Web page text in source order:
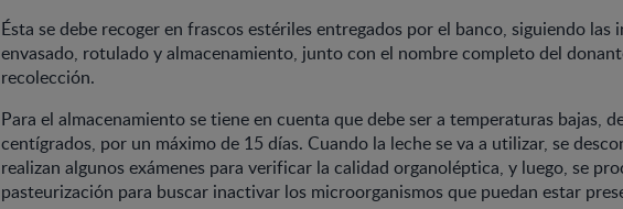
Ésta se debe recoger en frascos estériles entregados por el banco, siguiendo las
envasado, rotulado y almacenamiento, junto con el nombre completo del
recolección.
Para el almacenamiento se tiene en cuenta que debe ser a temperaturas bajas,
centígrados, por un máximo de 15 días. Cuando la leche se va a utilizar, se
realizan algunos exámenes para verificar la calidad organoléptica, y luego, se
pasteurización para buscar inactivar los microorganismos que puedan estar